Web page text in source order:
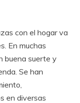
con el hogar va
En muchas
buena suerte y
Se han
en diversas